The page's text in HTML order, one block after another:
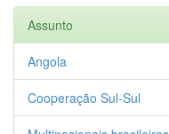
Assunto
Angola
Cooperação Sul-Sul